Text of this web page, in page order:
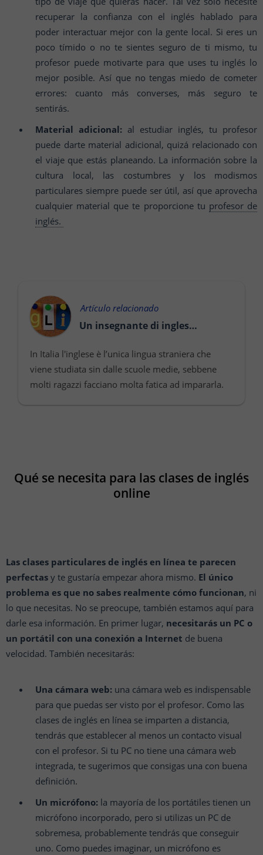
recuperar la confianza con el inglés hablado para
poder interactuar mejor con la gente local. Si eres un
poco tímido o no te sientes seguro de ti mismo, tu
profesor puede motivarte para que uses tu inglés lo
mejor posible. Así que no tengas miedo de cometer
errores: cuanto más converses, más seguro te
sentirás.
Material adicional: al estudiar inglés, tu profesor
puede darte material adicional, quizá relacionado con
el viaje que estás planeando. La información sobre la
cultura local, las costumbres y los modismos
particulares siempre puede ser útil, así que aprovecha
cualquier material que te proporcione tu profesor de
inglés.
Artículo relacionado
Un insegnante di inglese online per imparare la lingua
In Italia l'inglese è l’unica lingua straniera che
viene studiata sin dalle scuole medie, sebbene
molti ragazzi facciano molta fatica ad impararla.
Qué se necesita para las clases de inglés
online
Las clases particulares de inglés en línea te parecen
perfectas y te gustaría empezar ahora mismo. El único
problema es que no sabes realmente cómo funcionan, ni
lo que necesitas. No se preocupe, también estamos aquí para
darle esa información. En primer lugar, necesitarás un PC o
un portátil con una conexión a Internet de buena
velocidad. También necesitarás:
Una cámara web: una cámara web es indispensable
para que puedas ser visto por el profesor. Como las
clases de inglés en línea se imparten a distancia,
tendrás que establecer al menos un contacto visual
con el profesor. Si tu PC no tiene una cámara web
integrada, te sugerimos que consigas una con buena
definición.
Un micrófono: la mayoría de los portátiles tienen un
micrófono incorporado, pero si utilizas un PC de
sobremesa, probablemente tendrás que conseguir
uno. Como puedes imaginar, un micrófono es